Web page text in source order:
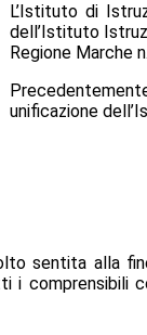
L’Istituto di
dell’Istituto
Regione Marche
unificazione
sentita alla
comprensibili